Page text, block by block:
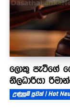
ලොකු පැටීගේ
නිලධාරියා
උණුසුම් පුවත් | Hot